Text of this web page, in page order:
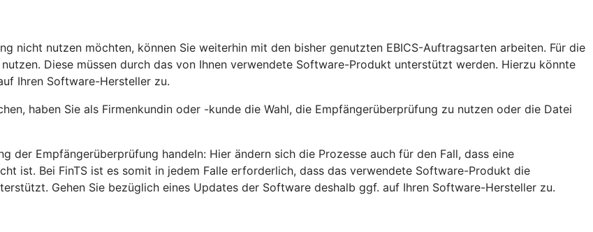
nicht nutzen möchten, können Sie weiterhin mit den bisher genutzten EBICS-Auftragsarten arbeiten. Für die
Diese müssen durch das von Ihnen verwendete Software-Produkt unterstützt werden. Hierzu könnte
Ihren Software-Hersteller zu.
haben Sie als Firmenkundin oder -kunde die Wahl, die Empfängerüberprüfung zu nutzen oder die Datei
der Empfängerüberprüfung handeln: Hier ändern sich die Prozesse auch für den Fall, dass eine
ist. Bei FinTS ist es somit in jedem Falle erforderlich, dass das verwendete Software-Produkt die
Gehen Sie bezüglich eines Updates der Software deshalb ggf. auf Ihren Software-Hersteller zu.